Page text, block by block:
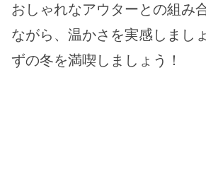
おしゃれなアウターとの組み
ながら、温かさを実感しまし
ずの冬を満喫しましょう！